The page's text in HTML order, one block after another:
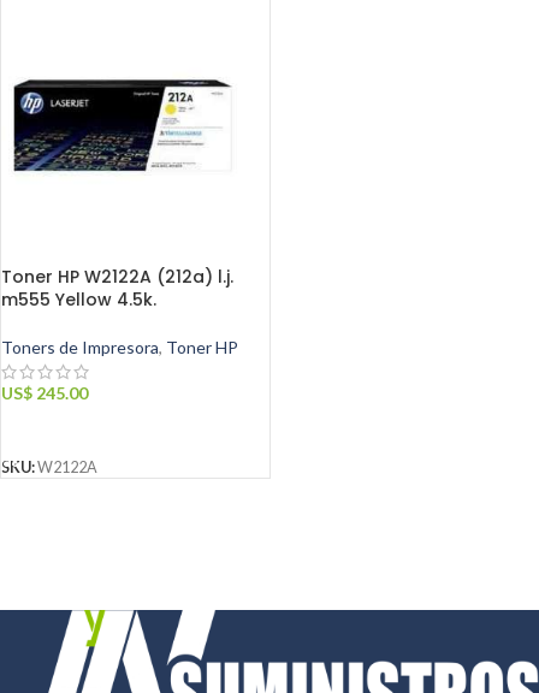
Toner HP W2122A (212a) l.j.
m555 Yellow 4.5k.
Toners de Impresora, Toner HP
US$ 245.00
SKU:W2122A